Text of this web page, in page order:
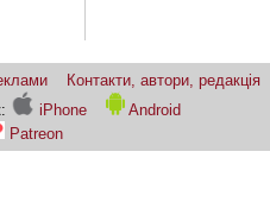
Контакти, автори, редакція
iPhone
Android
Patreon